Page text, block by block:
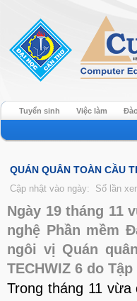
Tuyển sinh Việc làm
QUÁN QUÂN TOÀN CẦU
Cập nhật vào ngày: Số lần
Ngày 19 tháng 11
nghệ Phần mềm
ngôi vị Quán
TECHWIZ 6 do
Trong tháng 11